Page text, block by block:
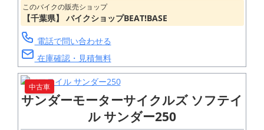
FROM
PAST,
このバイクの販売ショップ
【千葉県】 バイクショップBEAT!BASE
電話で問い合わせる
在庫確認・見積無料
中古車
サンダーモーターサイクルズ ソフテイ
ル サンダー250